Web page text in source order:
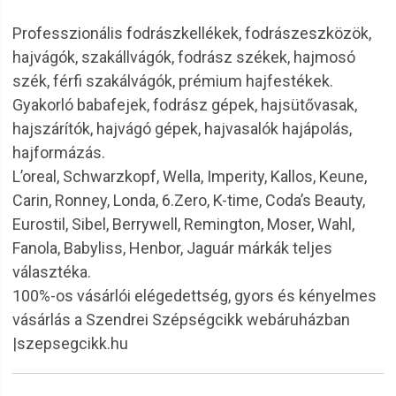
Professzionális fodrászkellékek, fodrászeszközök,
hajvágók, szakállvágók, fodrász székek, hajmosó
szék, férfi szakálvágók, prémium hajfestékek.
Gyakorló babafejek, fodrász gépek, hajsütővasak,
hajszárítók, hajvágó gépek, hajvasalók hajápolás,
hajformázás.
L’oreal, Schwarzkopf, Wella, Imperity, Kallos, Keune,
Carin, Ronney, Londa, 6.Zero, K-time, Coda’s Beauty,
Eurostil, Sibel, Berrywell, Remington, Moser, Wahl,
Fanola, Babyliss, Henbor, Jaguár márkák teljes
választéka.
100%-os vásárlói elégedettség, gyors és kényelmes
vásárlás a Szendrei Szépségcikk webáruházban
|szepsegcikk.hu